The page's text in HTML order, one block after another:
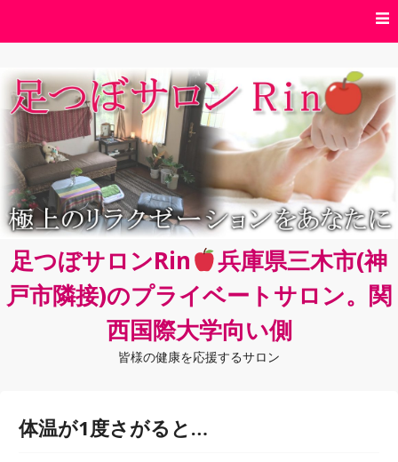
ン
ツ
へ
ス
キ
ッ
プ
足つぼサロンRin
兵庫県三木市(神
戸市隣接)のプライベートサロン。関
西国際大学向い側
皆様の健康を応援するサロン
体温が1度さがると…